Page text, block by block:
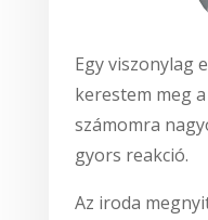
Egy viszonylag
kerestem meg
számomra
gyors reakció.
Az iroda